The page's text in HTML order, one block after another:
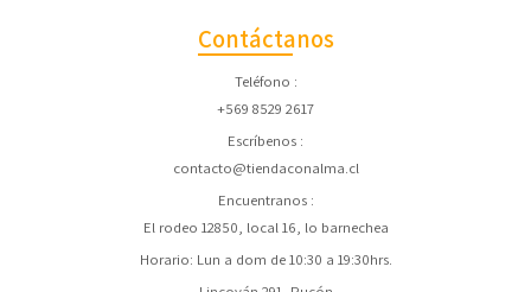
Contáctanos
Teléfono
+569 8529 2617
Escríbenos
contacto@tiendaconalma.cl
Encuentranos
El rodeo 12850, local 16, lo barnechea
Horario: Lun a dom de 10:30 a 19:30hrs.